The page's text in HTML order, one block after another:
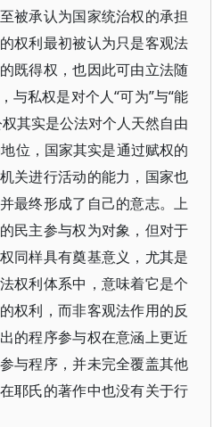
被承认为国家统治权的承担
权利最初被认为只是客观法
既得权，也因此可由立法随
与私权是对个人“可为”与“能
其实是公法对个人天然自由
位，国家其实是通过赋权的
关进行活动的能力，国家也
最终形成了自己的意志。上
民主参与权为对象，但对于
同样具有奠基意义，尤其是
权利体系中，意味着它是个
权利，而非客观法作用的反
的程序参与权在意涵上更近
与程序，并未完全覆盖其他
耶氏的著作中也没有关于行